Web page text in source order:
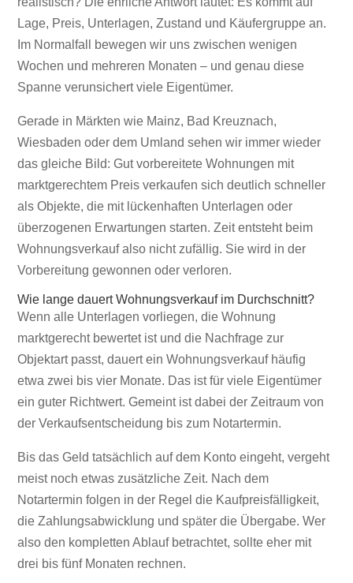
Lage, Preis, Unterlagen, Zustand und Käufergruppe an.
Im Normalfall bewegen wir uns zwischen wenigen
Wochen und mehreren Monaten – und genau diese
Spanne verunsichert viele Eigentümer.
Gerade in Märkten wie Mainz, Bad Kreuznach,
Wiesbaden oder dem Umland sehen wir immer wieder
das gleiche Bild: Gut vorbereitete Wohnungen mit
marktgerechtem Preis verkaufen sich deutlich schneller
als Objekte, die mit lückenhaften Unterlagen oder
überzogenen Erwartungen starten. Zeit entsteht beim
Wohnungsverkauf also nicht zufällig. Sie wird in der
Vorbereitung gewonnen oder verloren.
Wie lange dauert Wohnungsverkauf im Durchschnitt?
Wenn alle Unterlagen vorliegen, die Wohnung
marktgerecht bewertet ist und die Nachfrage zur
Objektart passt, dauert ein Wohnungsverkauf häufig
etwa zwei bis vier Monate. Das ist für viele Eigentümer
ein guter Richtwert. Gemeint ist dabei der Zeitraum von
der Verkaufsentscheidung bis zum Notartermin.
Bis das Geld tatsächlich auf dem Konto eingeht, vergeht
meist noch etwas zusätzliche Zeit. Nach dem
Notartermin folgen in der Regel die Kaufpreisfälligkeit,
die Zahlungsabwicklung und später die Übergabe. Wer
also den kompletten Ablauf betrachtet, sollte eher mit
drei bis fünf Monaten rechnen.